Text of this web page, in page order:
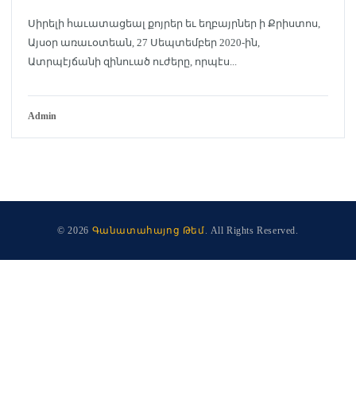
Սիրելի հաւատացեալ քոյրեր եւ եղբայրներ ի Քրիստոս,
Այսօր առաւօտեան, 27 Սեպտեմբեր 2020-ին,
Ատրպէյճանի զինուած ուժերը, որպէս...
Admin
© 2026 Գանատահայոց Թեմ. All Rights Reserved.